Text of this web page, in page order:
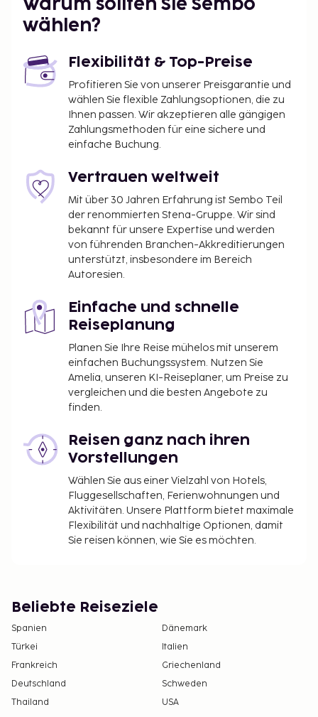
Flughafen Arlanda (ARN) – 36,8 km
Vor Ort gibt es Folgendes: Parken ohne Service
schönen Ausblick: Garten. Außerdem stehen dir
zahlreiche Leistungen und Einrichtungen (z. B.
kostenloses WLAN) zur Verfügung.
Du wirst gebeten, die folgenden Gebühren direkt in
der Unterkunft zu zahlen. Gebühren beinhalten
möglicherweise geltende Steuern:
Kaution für Schäden: 200 EUR pro Aufenthalt
Diese Liste enthält alle Gebühren, die uns von der
Unterkunft mitgeteilt wurden.
Warum sollten Sie Sembo
wählen?
Flexibilität & Top-Preise
Profitieren Sie von unserer Preisgarantie und
wählen Sie flexible Zahlungsoptionen, die zu
Ihnen passen. Wir akzeptieren alle gängigen
Zahlungsmethoden für eine sichere und
einfache Buchung.
Vertrauen weltweit
Mit über 30 Jahren Erfahrung ist Sembo Teil
der renommierten Stena-Gruppe. Wir sind
bekannt für unsere Expertise und werden
von führenden Branchen-Akkreditierungen
unterstützt, insbesondere im Bereich
Autoresien.
Einfache und schnelle
Reiseplanung
Planen Sie Ihre Reise mühelos mit unserem
einfachen Buchungssystem. Nutzen Sie
Amelia, unseren KI-Reiseplaner, um Preise zu
vergleichen und die besten Angebote zu
finden.
Reisen ganz nach ihren
Vorstellungen
Wählen Sie aus einer Vielzahl von Hotels,
Fluggesellschaften, Ferienwohnungen und
Aktivitäten. Unsere Plattform bietet maximale
Flexibilität und nachhaltige Optionen, damit
Sie reisen können, wie Sie es möchten.
Beliebte Reiseziele
Spanien
Dänemark
Türkei
Italien
Frankreich
Griechenland
Deutschland
Schweden
Thailand
USA